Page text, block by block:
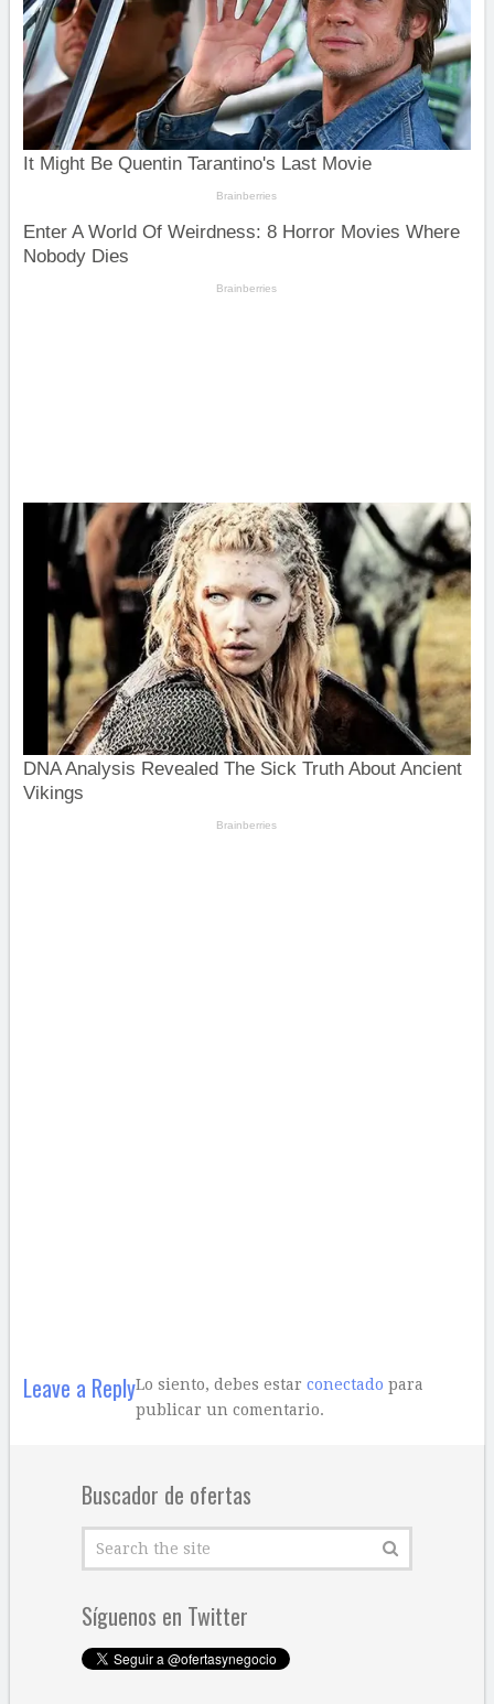
Leave a ReplyLo siento, debes estar conectado para
publicar un comentario.
Buscador de ofertas
Síguenos en Twitter